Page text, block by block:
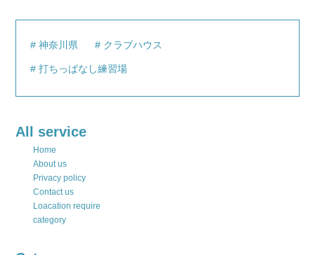
神奈川県 クラブハウス
打ちっぱなし練習場
All service
Home
About us
Privacy policy
Contact us
Loacation require
category